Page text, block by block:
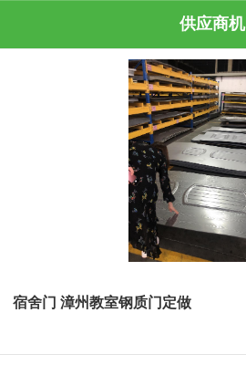
供应商机
宿舍门 漳州教室钢质门定做